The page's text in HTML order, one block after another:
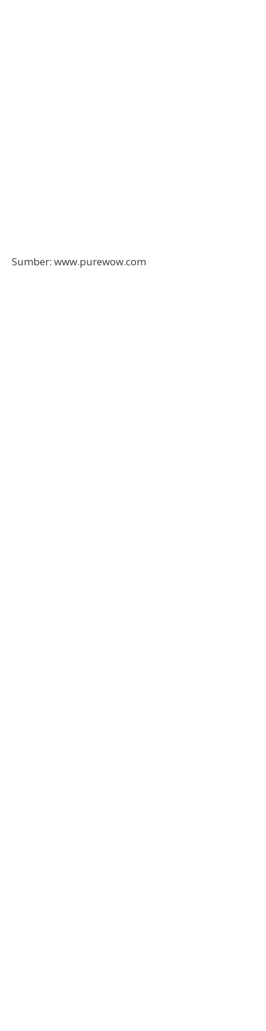
Sumber: www.purewow.com